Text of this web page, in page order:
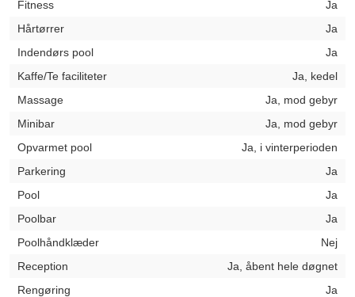
Fitness
Ja
Hårtørrer
Ja
Indendørs pool
Ja
Kaffe/Te faciliteter
Ja, kedel
Massage
Ja, mod gebyr
Minibar
Ja, mod gebyr
Opvarmet pool
Ja, i vinterperioden
Parkering
Ja
Pool
Ja
Poolbar
Ja
Poolhåndklæder
Nej
Reception
Ja, åbent hele døgnet
Rengøring
Ja